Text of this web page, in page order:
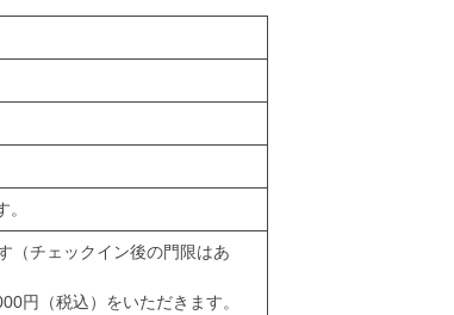
（チェックイン後の門限はあ
円（税込）をいただきます。